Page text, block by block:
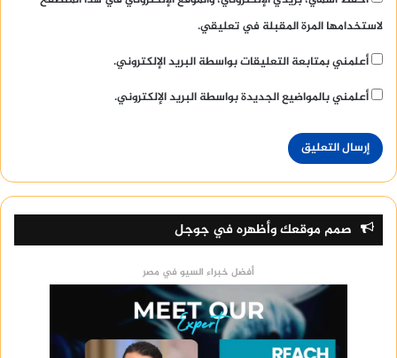
لاستخدامها المرة المقبلة في تعليقي.
أعلمني بمتابعة التعليقات بواسطة البريد الإلكتروني.
أعلمني بالمواضيع الجديدة بواسطة البريد الإلكتروني.
صمم موقعك وأظهره في جوجل
أفضل خبراء السيو في مصر